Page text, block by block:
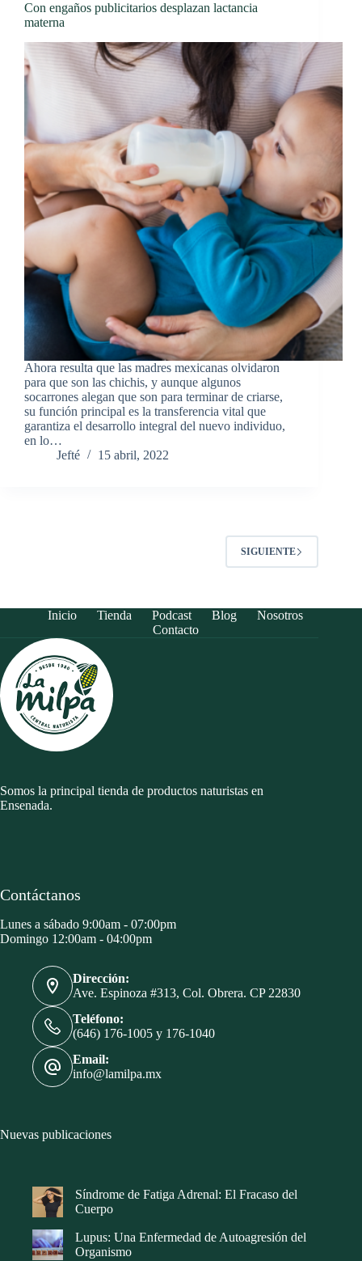
Con engaños publicitarios desplazan lactancia
materna
Ahora resulta que las madres mexicanas olvidaron
para que son las chichis, y aunque algunos
socarrones alegan que son para terminar de criarse,
su función principal es la transferencia vital que
garantiza el desarrollo integral del nuevo individuo,
en lo…
Jefté
15 abril, 2022
SIGUIENTE
Inicio Tienda Podcast Blog
Nosotros
Contacto
Somos la principal tienda de productos naturistas en
Ensenada.
Contáctanos
Lunes a sábado 9:00am - 07:00pm
Domingo 12:00am - 04:00pm
Dirección:
Ave. Espinoza #313, Col. Obrera. CP 22830
Teléfono:
(646) 176-1005 y 176-1040
Email:
info@lamilpa.mx
Nuevas publicaciones
Síndrome de Fatiga Adrenal: El Fracaso del
Cuerpo
Lupus: Una Enfermedad de Autoagresión del
Organismo